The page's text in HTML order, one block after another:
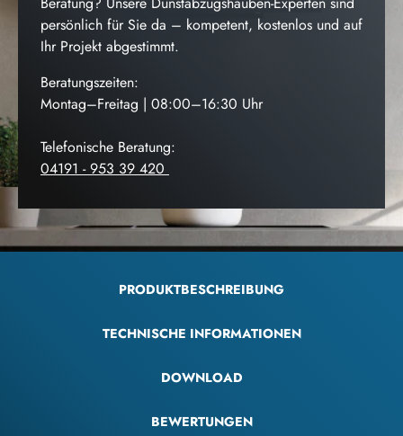
persönlich für Sie da – kompetent, kostenlos und auf
Ihr Projekt abgestimmt.
Beratungszeiten:
Montag–Freitag | 08:00–16:30 Uhr
Telefonische Beratung:
04191 - 953 39 420
PRODUKTBESCHREIBUNG
TECHNISCHE INFORMATIONEN
DOWNLOAD
BEWERTUNGEN